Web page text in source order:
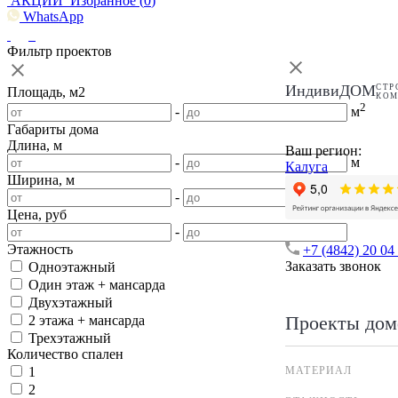
WhatsApp
ИндивиДОМ
Ваш регион:
Калуга
+7 (4842) 20 04
Заказать звонок
Проекты
МАТЕРИАЛ
Фильтр проектов
Площадь, м2
-
м2
Габариты дома
Длина, м
-
м
Ширина, м
-
м
Цена, руб
-
Этажность
Одноэтажный
Один этаж + мансарда
Двухэтажный
2 этажа + мансарда
Трехэтажный
Количество спален
1
2